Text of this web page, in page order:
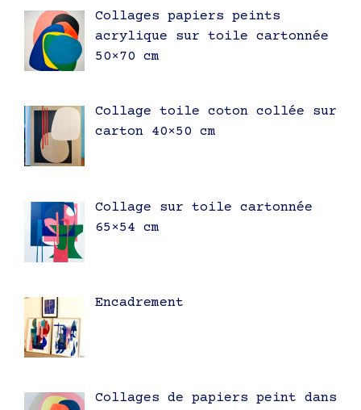
Collages papiers peints
acrylique sur toile cartonnée
50×70 cm
Collage toile coton collée sur
carton 40×50 cm
Collage sur toile cartonnée
65×54 cm
Encadrement
Collages de papiers peint dans